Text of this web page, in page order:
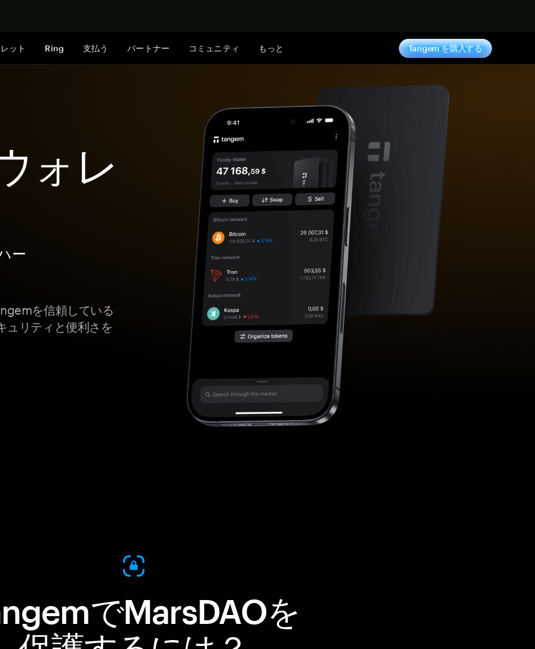
ット Ring 支払う パートナー コミュニティ もっと Tangem を購入する
ォレ
ー
を信頼している
ュリティと便利さを
でMarsDAOを